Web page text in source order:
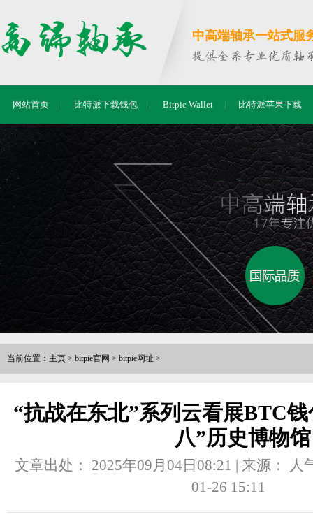
中高端轴承一站式服
网站首页 比特派下载钱包 Bitpie Wallet 比特派苹果下载
当前位置： 主页 > bitpie官网 > bitpie网址 >
“抗战在东北”系列云看展BTC
八”历史博物馆
文章出处： 2025年09月04日08:21 | 来源：
人
01-26 15:11